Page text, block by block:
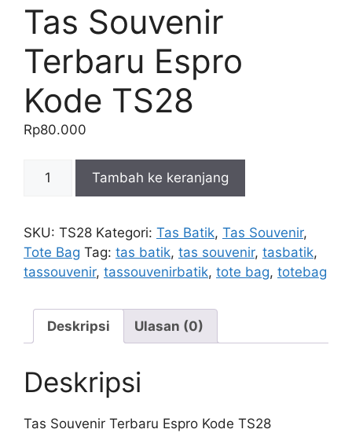
Tas Souvenir
Terbaru Espro
Kode TS28
Rp80.000
Kuantitas
Terbaru
Espro
Kode
Tambah ke keranjang
SKU: TS28 Kategori: Tas Batik, Tas Souvenir,
Tote Bag Tag: tas batik, tas souvenir, tasbatik,
tassouvenir, tassouvenirbatik, tote bag, totebag
Deskripsi Ulasan (0)
Deskripsi
Tas Souvenir Terbaru Espro Kode TS28